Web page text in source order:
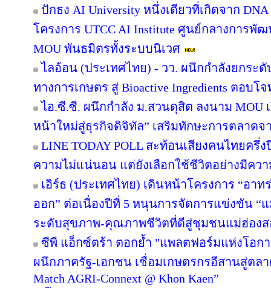
ปักธง AI University หนึ่งเดียวที่เกิดจาก
โครงการ UTCC AI Institute ศูนย์กลางการพั
MOU พันธมิตรทั้งระบบนิเวศ
ไลอ้อน (ประเทศไทย) - วว. ผนึกกำลังยกระ
ทางการเกษตร สู่ Bioactive Ingredients ตอบโ
ไอ.ซี.ซี. ผนึกกำลัง ม.สวนดุสิต ลงนาม MOU
หน้าใหม่สู่ธุรกิจดิจิทัล” เสริมทักษะการตลาด
LINE TODAY POLL สะท้อนเสียงคนไทยครึ่
ความไม่แน่นอน แต่ยังเลือกใช้ชีวิตอย่างมีควา
เอิร์ธ (ประเทศไทย) เดินหน้าโครงการ “อา
ออก” ต่อเนื่องปีที่ 5 หนุนการจัดการแข่งขัน “
ระดับสุขภาพ-คุณภาพชีวิตที่ดีสู่ชุมชนแม่ฮ่อง
ซีพี แอ็กซ์ตร้า ตอกย้ำ "แพลตฟอร์มแห่งโอก
ผนึกภาครัฐ-เอกชน เชื่อมเกษตรกรอีสานสู่ตล
Match AGRI-Connext @ Khon Kaen”